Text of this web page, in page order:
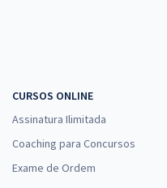
CURSOS ONLINE
Assinatura Ilimitada
Coaching para Concursos
Exame de Ordem